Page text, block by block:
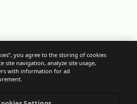
you agree to the storing of cookies
site navigation, analyze site usage,
with information for ad